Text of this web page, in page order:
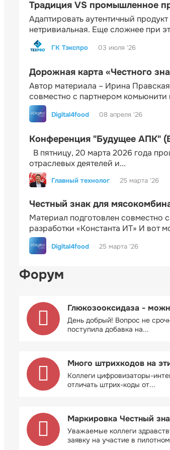
Традиция VS промышленное
Адаптировать аутентичный
нетривиальная. Еще сложнее при
ГК Тэкспро 03 июля '26
Дорожная карта «Честного
Автор материала – Ирина
совместно с партнером комьюнити
Digital4food 08 апреля '26
Конференция "Будущее АПК"
В пятницу, 20 марта 2026 года
отраслевых деятелей и...
Главный технолог 25 марта '26
Честный знак для
Материал подготовлен
разработки «Константа ИТ» И вот
Digital4food 25 марта '26
Форум
Глюкозооксидаза -
День добрый! Вопрос не
поступила добавка на...
Много штрихкодов на
Коллеги цифровизаторы-
отличать штрих-коды от...
Маркировка Честный
Уважаемые коллеги
заявку на участие в